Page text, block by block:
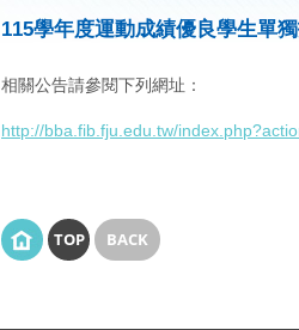
115學年度運動成績優良學生單
相關公告請參閱下列網址：
http://bba.fib.fju.edu.tw/
TOP BACK